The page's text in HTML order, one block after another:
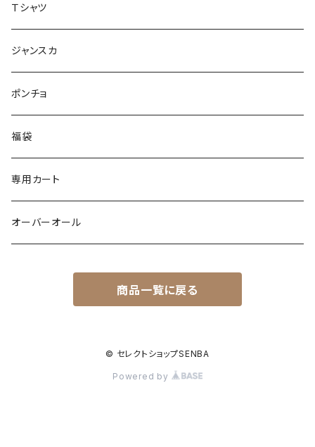
シアー
リブ
ノースリーブ
ポンチョ
ドッキング
異素材
カットソー
カシュクール
ノースリーブ
スリット
フラワー柄
配色
woolコート
パイピング
フェイクレザー
ボア
トレンチコート
シャツ
Gジャン
リブ
スウェット
ダンボール
バルーン
サテン
レザー
Ｔシャツ
ジャンスカ
ポンチョ
福袋
専用カート
オーバーオール
商品一覧に戻る
© セレクトショップSENBA
Powered by